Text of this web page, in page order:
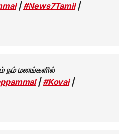
|#News7Tamil|
நம் மனங்களில்
|#Kovai|